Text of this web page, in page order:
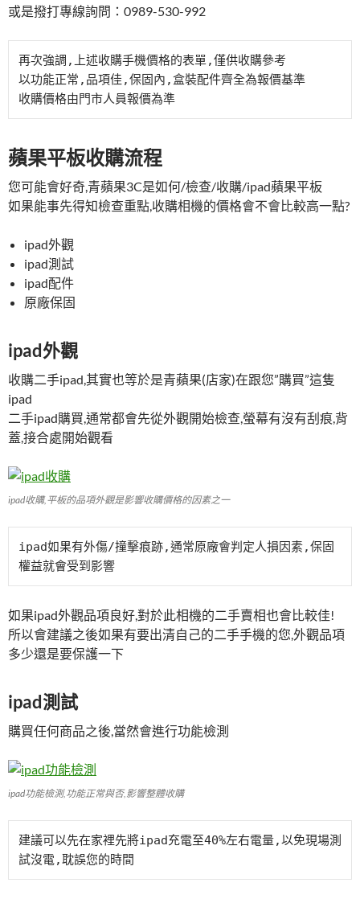
或是撥打專線詢問：0989-530-992
再次強調,上述收購手機價格的表單,僅供收購參考
以功能正常,品項佳,保固內,盒裝配件齊全為報價基準
蘋果平板收購流程
您可能會好奇,青蘋果3C是如何/檢查/收購/ipad蘋果平板
如果能事先得知檢查重點,收購相機的價格會不會比較高一點?
ipad外觀
ipad測試
ipad配件
原廠保固
ipad外觀
收購二手ipad,其實也等於是青蘋果(店家)在跟您”購買”這隻
ipad
二手ipad購買,通常都會先從外觀開始檢查,螢幕有沒有刮痕,背
蓋,接合處開始觀看
ipad收購,平板的品項外觀是影響收購價格的因素之一
ipad如果有外傷/撞擊痕跡,通常原廠會判定人損因素,保固
權益就會受到影響
如果ipad外觀品項良好,對於此相機的二手賣相也會比較佳!
所以會建議之後如果有要出清自己的二手手機的您,外觀品項
多少還是要保護一下
ipad測試
購買任何商品之後,當然會進行功能檢測
ipad功能檢測,功能正常與否,影響整體收購
建議可以先在家裡先將ipad充電至40%左右電量,以免現場測
試沒電,耽誤您的時間